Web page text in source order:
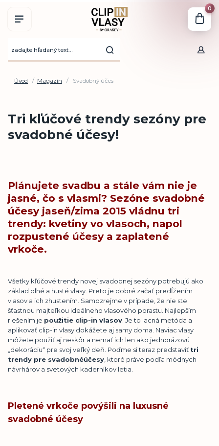
0
Úvod Magazín Svadobný účes
Tri kľúčové trendy sezóny pre
svadobné účesy!
Plánujete svadbu a stále vám nie je
jasné, čo s vlasmi? Sezóne svadobné
účesy jaseň/zima 2015 vládnu tri
trendy: kvetiny vo vlasoch, napol
rozpustené účesy a zaplatené
vrkoče.
Všetky kľúčové trendy novej svadobnej sezóny potrebujú ako
základ dlhé a husté vlasy. Preto je dobré začať predĺžením
vlasov a ich zhustením. Samozrejme v prípade, že nie ste
šťastnou majteľkou ideálneho vlasového porastu. Najlepším
riešením je použitie clip-in vlasov . Je to lacná metóda a
aplikovať clip-in vlasy dokážete aj samy doma. Naviac vlasy
môžete použiť aj neskôr a nemať ich len ako jednorázovú
„dekoráciu“ pre svoj veľký deň. Poďme si teraz predstaviť tri
trendy pre svadobnéúčesy , ktoré práve podľa módnych
návrhárov a svetových kaderníkov letia.
Pletené vrkoče povýšili na luxusné
svadobné účesy